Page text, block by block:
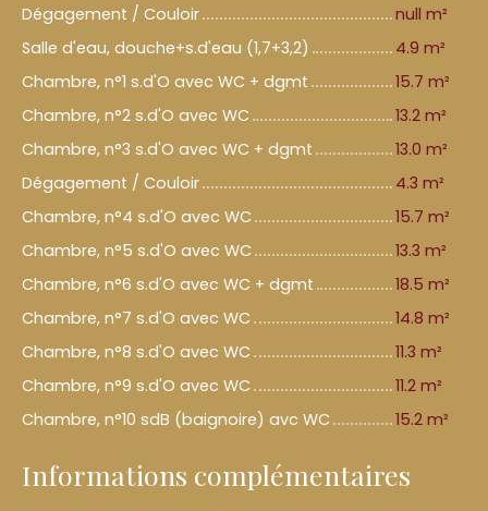
Dégagement / Couloir
null m²
Salle d'eau, douche+s.d'eau (1,7+3,2)
4.9 m²
Chambre, n°1 s.d'O avec WC + dgmt
15.7 m²
Chambre, n°2 s.d'O avec WC
13.2 m²
Chambre, n°3 s.d'O avec WC + dgmt
13.0 m²
Dégagement / Couloir
4.3 m²
Chambre, n°4 s.d'O avec WC
15.7 m²
Chambre, n°5 s.d'O avec WC
13.3 m²
Chambre, n°6 s.d'O avec WC + dgmt
18.5 m²
Chambre, n°7 s.d'O avec WC
14.8 m²
Chambre, n°8 s.d'O avec WC
11.3 m²
Chambre, n°9 s.d'O avec WC
11.2 m²
Chambre, n°10 sdB (baignoire) avc WC
15.2 m²
Informations complémentaires